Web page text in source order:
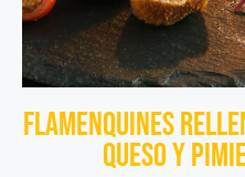
Flamenquines
queso y